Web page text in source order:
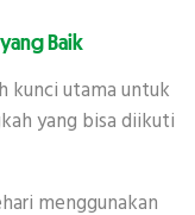
Baik
kunci utama untuk
yang bisa diikuti
menggunakan